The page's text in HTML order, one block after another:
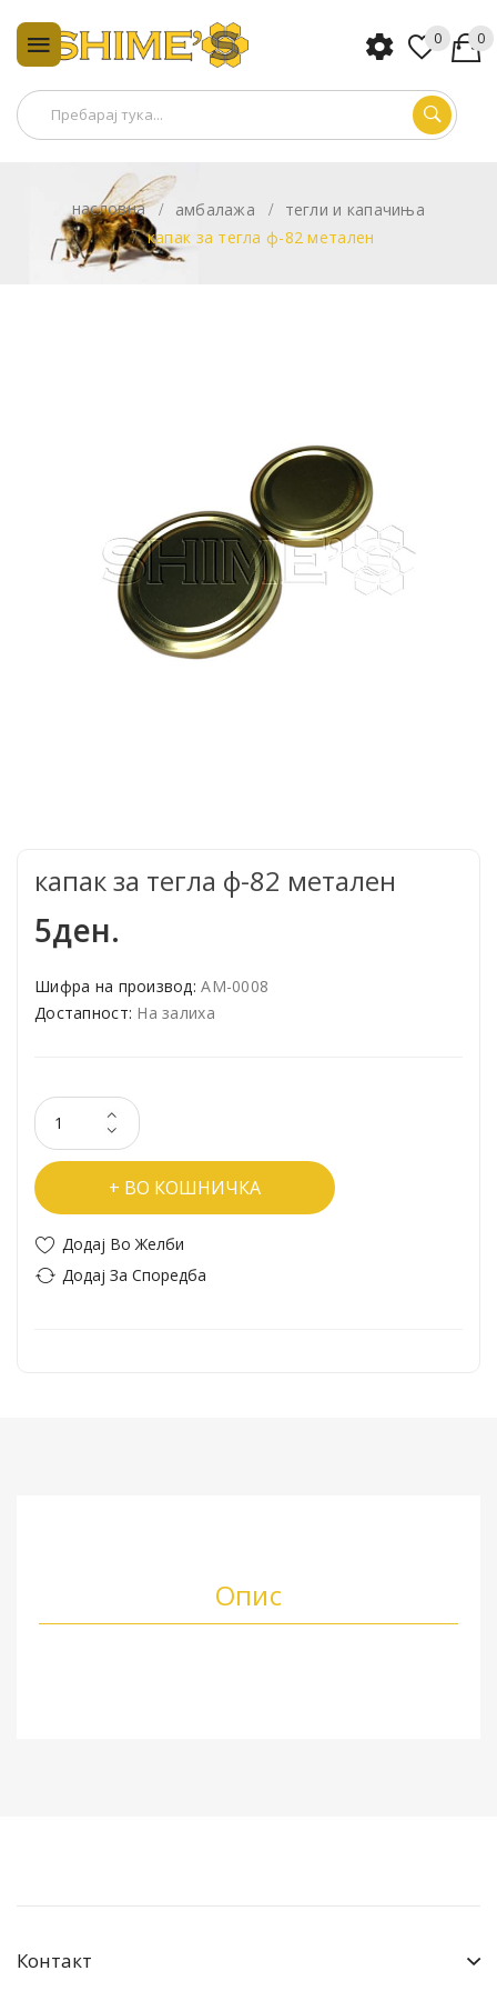
0 0
насловна амбалажа
тегли и капачиња
капак за тегла ф-82 метален
капак за тегла ф-82 метален
5ден.
Шифра на производ:АМ-0008
Достапност: На залиха
ВО КОШНИЧКА
Додај Во Желби
Додај За Споредба
Опис
Контакт